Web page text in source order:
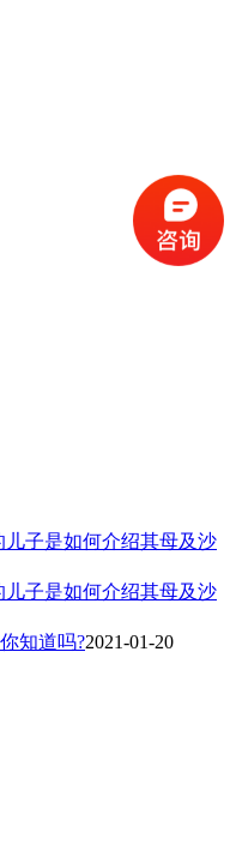
子是如何介绍其母及沙
子是如何介绍其母及沙
知道吗?2021-01-20